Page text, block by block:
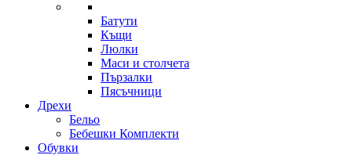
Батути
Къщи
Люлки
Маси и столчета
Пързалки
Пясъчници
Дрехи
Бельо
Бебешки Комплекти
Обувки